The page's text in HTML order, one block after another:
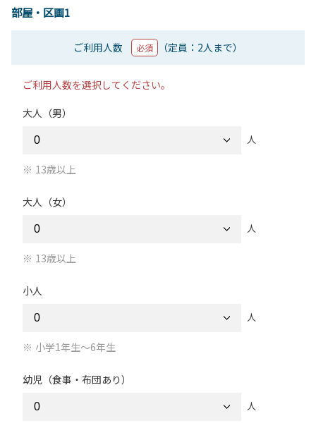
部屋・区画1
ご利用人数 必須 （定員：2人まで）
ご利用人数を選択してください。
大人（男）
人
13歳以上
大人（女）
人
13歳以上
小人
人
小学1年生～6年生
幼児（食事・布団あり）
人